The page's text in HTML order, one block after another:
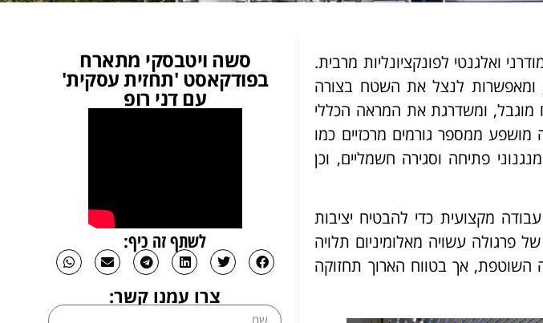
ואלגנטי לפונקציונליות מרבית.
ומאפשרות לנצל את השטח בצורה
מוגבל, ומשדרגת את המראה הכללי
מושפע ממספר גורמים מרכזיים כמו
פתיחה וסגירה חשמליים, וכן
מקצועית כדי להבטיח יציבות
פרגולה עשויה מאלומיניום תלויה
השוטפת, אך בטווח הארוך תחזוקה
סשה ויטבסקי מתארח
בפודקאסט 'תחזית עסקית'
עם דני רופ
לשתף זה כיף:
צרו עמנו קשר: